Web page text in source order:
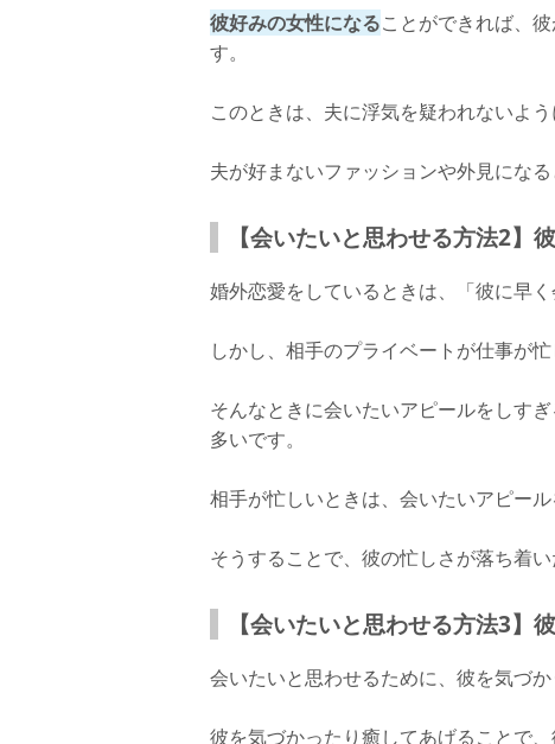
彼好みの女性になることができれば、
す。
このときは、夫に浮気を疑われないよう
夫が好まないファッションや外見にな
【会いたいと思わせる方法2】
婚外恋愛をしているときは、「彼に早
しかし、相手のプライベートが仕事が
そんなときに会いたいアピールをしす
多いです。
相手が忙しいときは、会いたいアピー
そうすることで、彼の忙しさが落ち着
【会いたいと思わせる方法3】
会いたいと思わせるために、彼を気づか
彼を気づかったり癒してあげることで